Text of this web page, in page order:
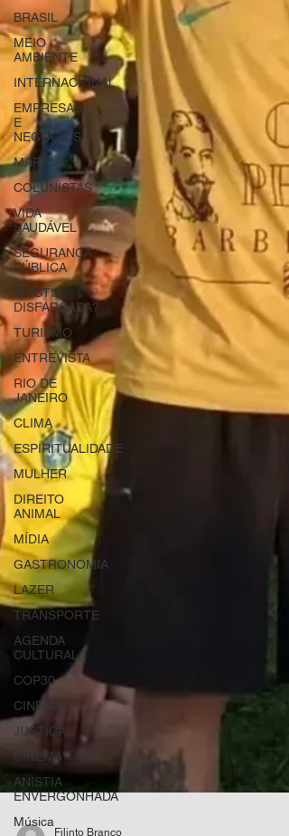
BRASIL
MEIO
AMBIENTE
INTERNACIONAL
EMPRESAS
E
NEGÓCIOS
MARICÁ
COLUNISTAS
VIDA
SAUDÁVEL
SEGURANÇA
PÚBLICA
ANISTIA
DISFARÇADA?
TURISMO
ENTREVISTA
RIO DE
JANEIRO
CLIMA
ESPIRITUALIDADE
MULHER
DIREITO
ANIMAL
MÍDIA
GASTRONOMIA
LAZER
TRANSPORTE
AGENDA
CULTURAL
COP30
CINEMA
JUSTIÇA
CINEMA
ANISTIA
ENVERGONHADA
Música